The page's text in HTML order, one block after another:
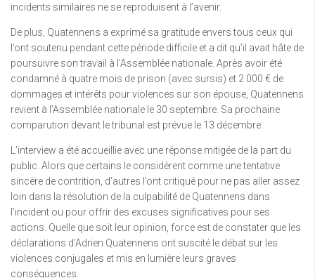
incidents similaires ne se reproduisent à l’avenir.
De plus, Quatennens a exprimé sa gratitude envers tous ceux qui
l’ont soutenu pendant cette période difficile et a dit qu’il avait hâte de
poursuivre son travail à l’Assemblée nationale. Après avoir été
condamné à quatre mois de prison (avec sursis) et 2 000 € de
dommages et intérêts pour violences sur son épouse, Quatennens
revient à l’Assemblée nationale le 30 septembre. Sa prochaine
comparution devant le tribunal est prévue le 13 décembre.
L’interview a été accueillie avec une réponse mitigée de la part du
public. Alors que certains le considèrent comme une tentative
sincère de contrition, d’autres l’ont critiqué pour ne pas aller assez
loin dans la résolution de la culpabilité de Quatennens dans
l’incident ou pour offrir des excuses significatives pour ses
actions. Quelle que soit leur opinion, force est de constater que les
déclarations d’Adrien Quatennens ont suscité le débat sur les
violences conjugales et mis en lumière leurs graves
conséquences.